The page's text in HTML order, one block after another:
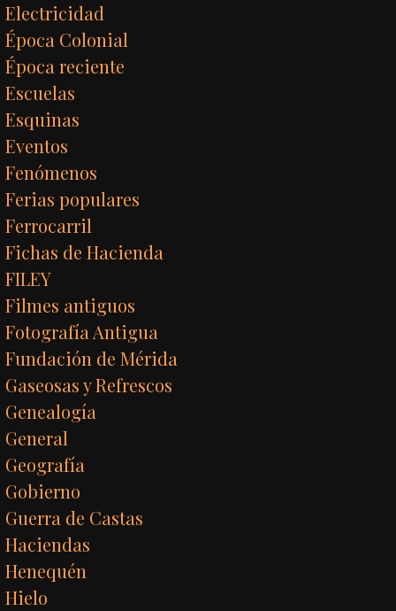
Electricidad
Época Colonial
Época reciente
Escuelas
Esquinas
Eventos
Fenómenos
Ferias populares
Ferrocarril
Fichas de Hacienda
FILEY
Filmes antiguos
Fotografía Antigua
Fundación de Mérida
Gaseosas y Refrescos
Genealogía
General
Geografía
Gobierno
Guerra de Castas
Haciendas
Henequén
Hielo